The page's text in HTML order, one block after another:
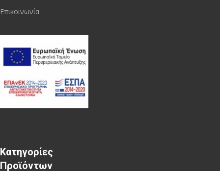
Επικοινωνία
Κατηγορίες
Προϊόντων